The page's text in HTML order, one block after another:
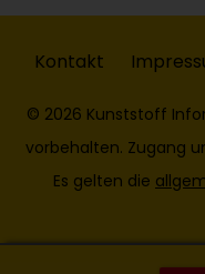
Kontakt
© 2026 Kunststoff
vorbehalten. Zugang
Es gelten die